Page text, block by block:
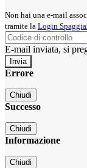
Non hai una e-mail
tramite la Login
E-mail inviata, si
Errore
Chiudi
Successo
Chiudi
Informazione
Chiudi